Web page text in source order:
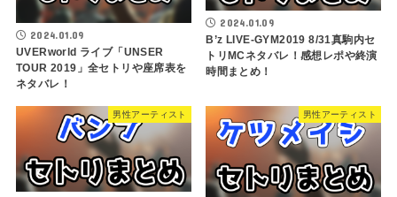
2024.01.09
UVERworld ライブ「UNSER
TOUR 2019」全セトリや座席表を
ネタバレ！
2024.01.09
B’z LIVE-GYM2019 8/31真駒内セ
トリMCネタバレ！感想レポや終演
時間まとめ！
男性アーティスト 男性アーティスト